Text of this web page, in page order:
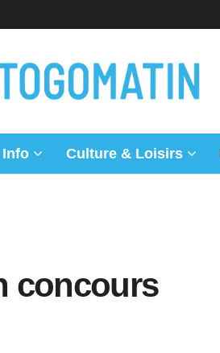
Culture & Loisirs
concours